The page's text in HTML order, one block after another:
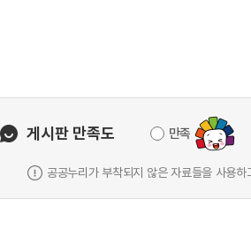
게시판 만족도 만족
공공누리가 부착되지 않은 자료들을 사용